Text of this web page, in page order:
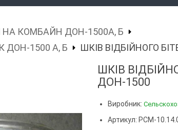
КОМБАЙН ДОН-1500А, Б
1500 А, Б
ШКІВ ВІДБІЙНОГО
ШКІВ
ДОН-1500
Виробник:
Артикул: РСМ-